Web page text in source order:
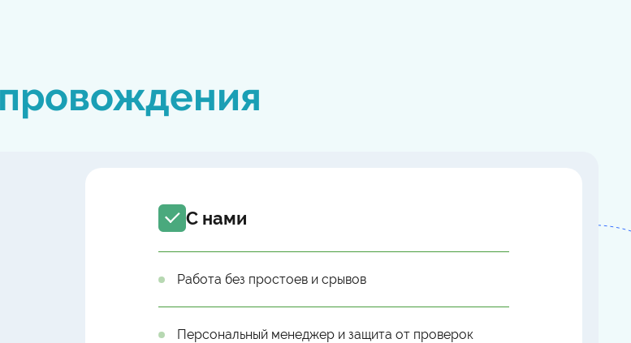
С нами
Работа без простоев и срывов
Персональный менеджер и защита от проверок